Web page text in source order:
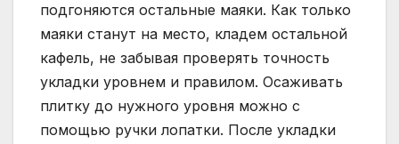
подгоняются остальные маяки. Как только
маяки станут на место, кладем остальной
кафель, не забывая проверять точность
укладки уровнем и правилом. Осаживать
плитку до нужного уровня можно с
помощью ручки лопатки. После укладки